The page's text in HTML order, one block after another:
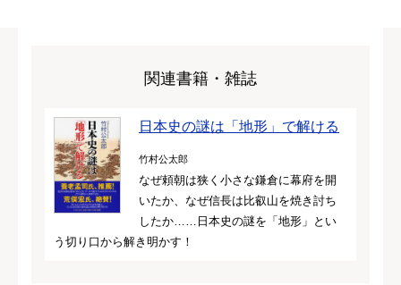
関連書籍・雑誌
日本史の謎は「地形」で解ける
竹村公太郎
なぜ頼朝は狭く小さな鎌倉に幕府を開
いたか、なぜ信長は比叡山を焼き討ち
したか……日本史の謎を「地形」とい
う切り口から解き明かす！